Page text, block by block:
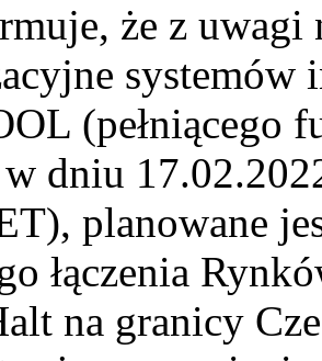
że z uwagi
(pełniącego
dniu
planowane
łączenia
na granicy